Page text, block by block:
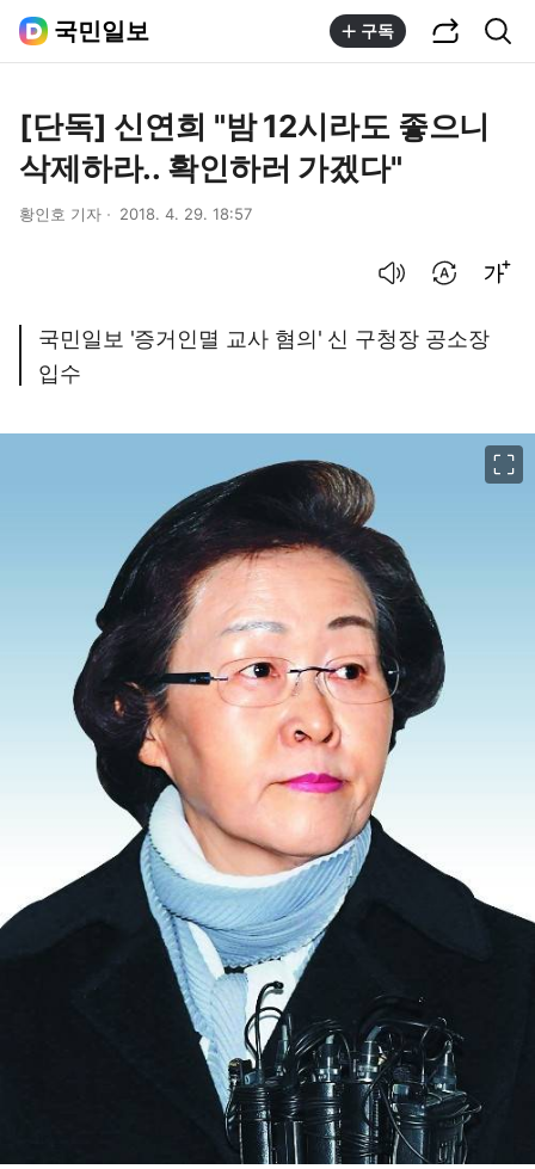
국민일보 구독
[단독] 신연희 "밤 12시라도 좋으니
삭제하라.. 확인하러 가겠다"
황인호 기자 2018. 4. 29. 18:57
국민일보 '증거인멸 교사 혐의' 신 구청장 공소장
입수